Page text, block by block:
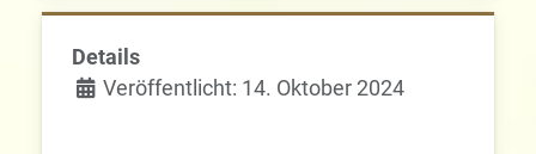
Details
Veröffentlicht: 14. Oktober 2024